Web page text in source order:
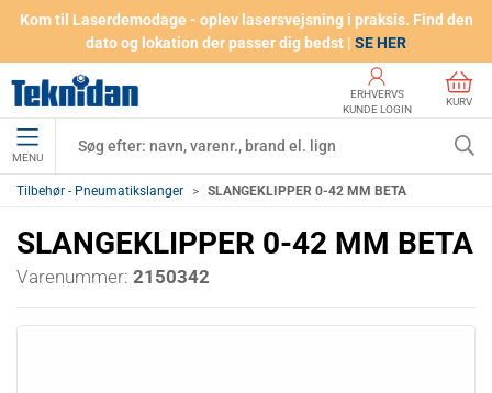
Kom til Laserdemodage - oplev lasersvejsning i praksis. Find den
dato og lokation der passer dig bedst | SE HER
ERHVERVS
KUNDE LOGIN
KURV
MENU
Tilbehør - Pneumatikslanger SLANGEKLIPPER 0-42 MM BETA
SLANGEKLIPPER 0-42 MM BETA
Varenummer: 2150342